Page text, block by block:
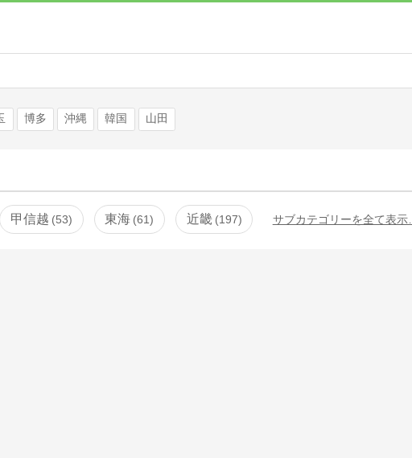
博多 沖縄 韓国 山田
甲信越 53 東海 61 近畿 197 サブカテゴリーを全て表示…